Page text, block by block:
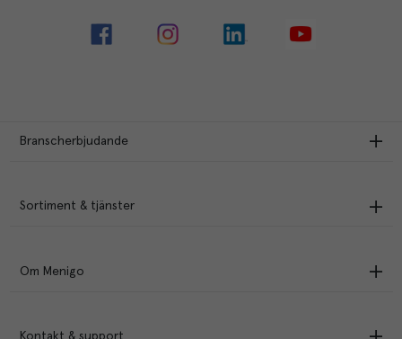
Branscherbjudande
Sortiment & tjänster
Om Menigo
Kontakt & support